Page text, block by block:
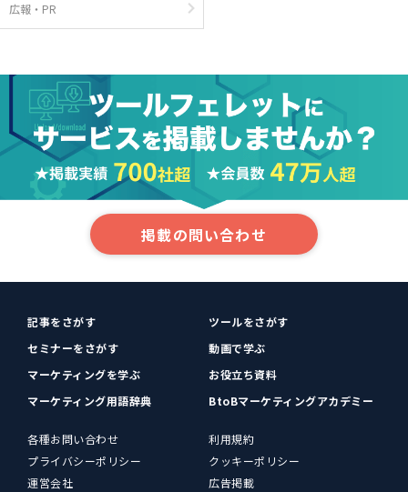
広報・PR
掲載の問い合わせ
記事をさがす
ツールをさがす
セミナーをさがす
動画で学ぶ
マーケティングを学ぶ
お役立ち資料
マーケティング用語辞典
BtoBマーケティングアカデミー
各種お問い合わせ
利用規約
プライバシーポリシー
クッキーポリシー
運営会社
広告掲載